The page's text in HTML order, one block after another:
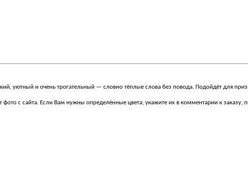
уютный и очень трогательный — словно тёплые слова без повода. Подойдёт для
с сайта. Если Вам нужны определённые цвета, укажите их в комментарии к